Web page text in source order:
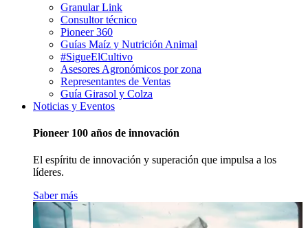
Granular Link
Consultor técnico
Pioneer 360
Guías Maíz y Nutrición Animal
#SigueElCultivo
Asesores Agronómicos por zona
Representantes de Ventas
Guía Girasol y Colza
Noticias y Eventos
Pioneer 100 años de innovación
El espíritu de innovación y superación que impulsa a los
líderes.
Saber más